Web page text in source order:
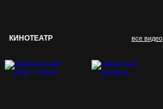
КИНОТЕАТР все видео